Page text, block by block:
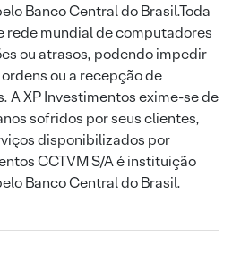
Banco Central do Brasil.Toda
rede mundial de computadores
ou atrasos, podendo impedir
ou a recepção de
A XP Investimentos exime-se de
sofridos por seus clientes,
disponibilizados por
CCTVM S/A é instituição
Banco Central do Brasil.